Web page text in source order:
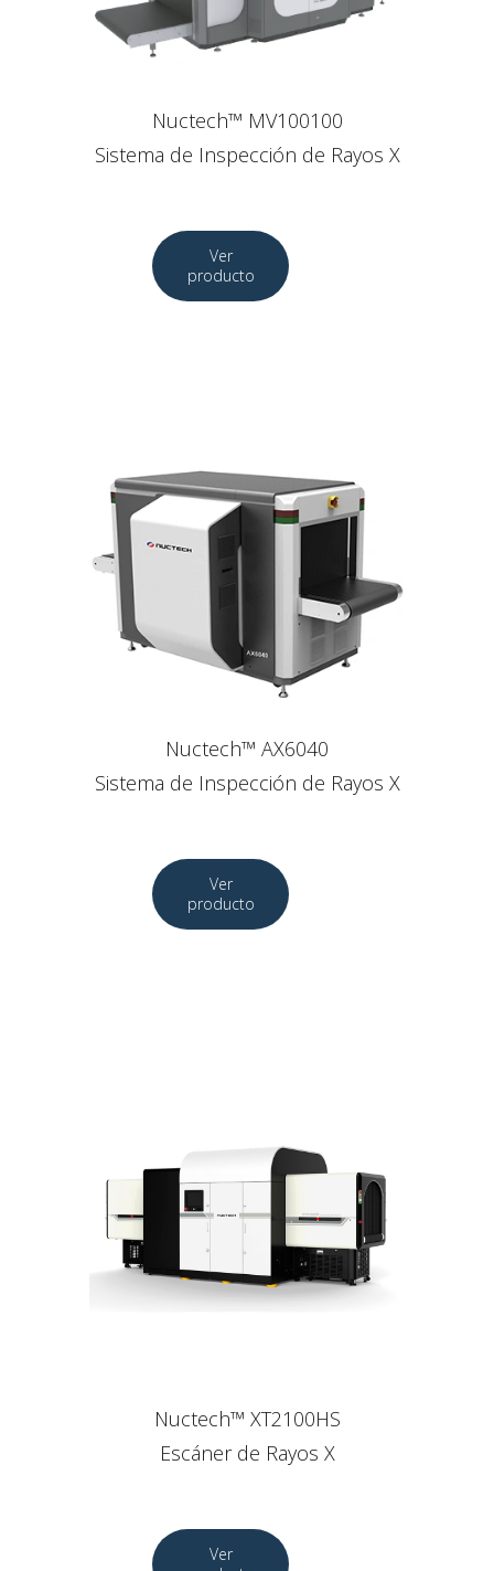
Nuctech™ MV100100
Sistema de Inspección de Rayos X
Nuctech™ AX6040
Sistema de Inspección de Rayos X
Nuctech™ XT2100HS
Escáner de Rayos X